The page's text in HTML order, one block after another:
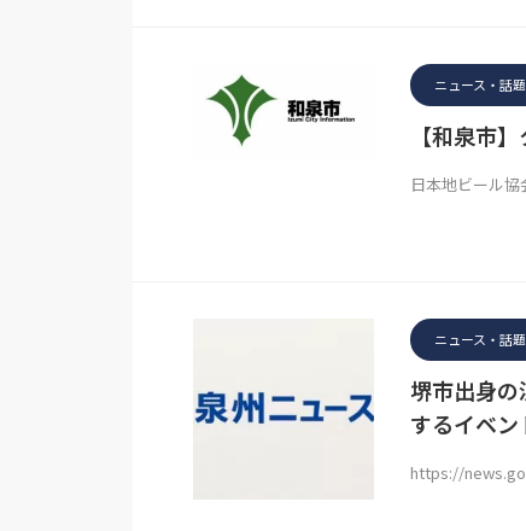
ニュース・話題
【和泉市
日本地ビール
ニュース・話題
堺市出身
するイベ
https://